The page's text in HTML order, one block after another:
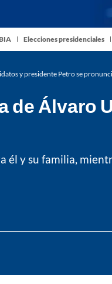
Elecciones presidenciales
y presidente Petro se
de Álvaro
él y su familia,